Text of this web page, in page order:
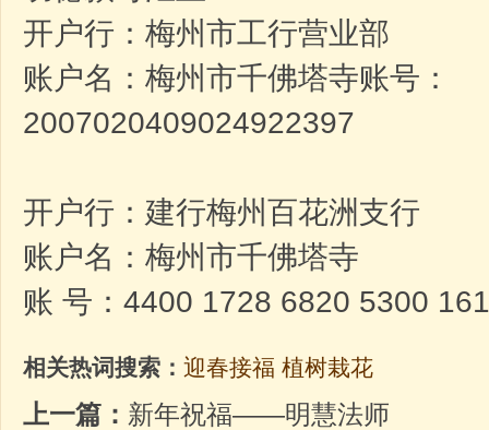
开户行：梅州市工行营业部
账户名：梅州市千佛塔寺账号：
2007020409024922397
开户行：建行梅州百花洲支行
账户名：梅州市千佛塔寺
账 号：4400 1728 6820 5300
相关热词搜索： 迎春接福 植树栽花
上一篇： 新年祝福——明慧法师